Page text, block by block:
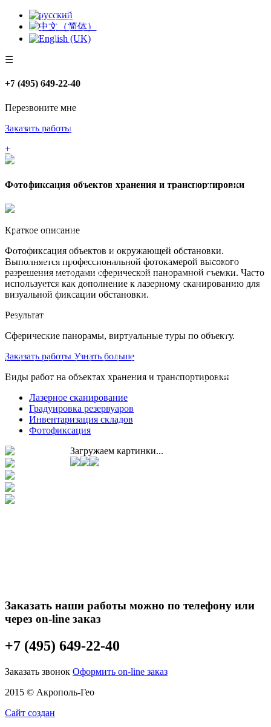
☰
+7 (495) 649-22-40
Перезвоните мне
Заказать работы
+
Фотофиксация объектов хранения и транспортировки
Краткое описание
Фотофиксация объектов и окружающей обстановки.
Выполняется профессиональной фотокамерой высокого
разрешения методами сферической панорамной съемки. Часто
используется как дополнение к лазерному сканированию для
визуальной фиксации обстановки.
Результат
Сферические панорамы, виртуальные туры по объекту.
Заказать работы Узнать больше
Виды работ на объектах хранения и транспортировки
Лазерное сканирование
Градуировка резервуаров
Инвентаризация складов
Фотофиксация
Загружаем картинки...
Заказать наши работы можно по телефону или
через on-line заказ
+7 (495) 649-22-40
Заказать звонок Оформить on-line заказ
2015 © Акрополь-Гео
Сайт создан